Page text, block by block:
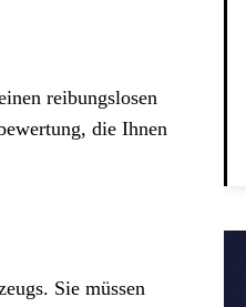
reibungslosen
die Ihnen
Sie müssen